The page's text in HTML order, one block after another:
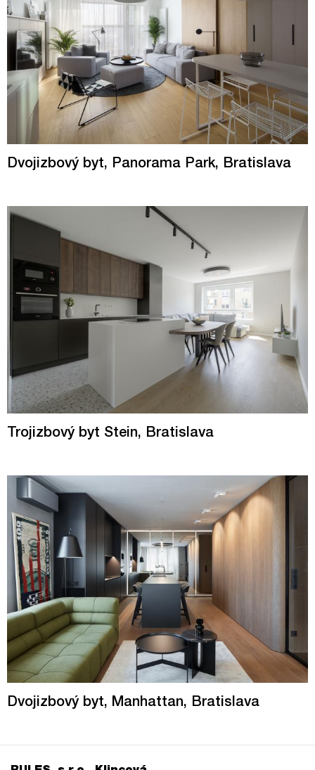
Dvojizbový byt, Panorama Park, Bratislava
Trojizbový byt Stein, Bratislava
Dvojizbový byt, Manhattan, Bratislava